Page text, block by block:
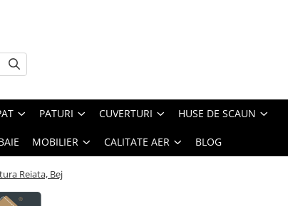
PATURI CUVERTURI HUSE DE SCAUN
MOBILIER CALITATE AER BLOG
Reiata, Bej